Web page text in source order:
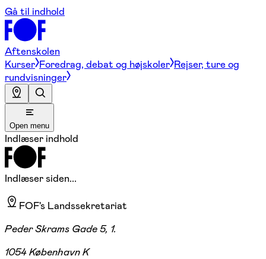
Gå til indhold
Aftenskolen
Kurser Foredrag, debat og højskoler Rejser, ture og
rundvisninger
Open menu
Indlæser indhold
Indlæser siden...
FOF's Landssekretariat
Peder Skrams Gade 5, 1.
1054 København K